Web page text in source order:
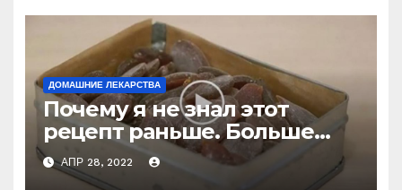
ДОМАШНИЕ ЛЕКАРСТВА
Почему я не знал этот
рецепт раньше. Больше
никогда не буду покупать
лекарство от кашля!
АПР 28, 2022